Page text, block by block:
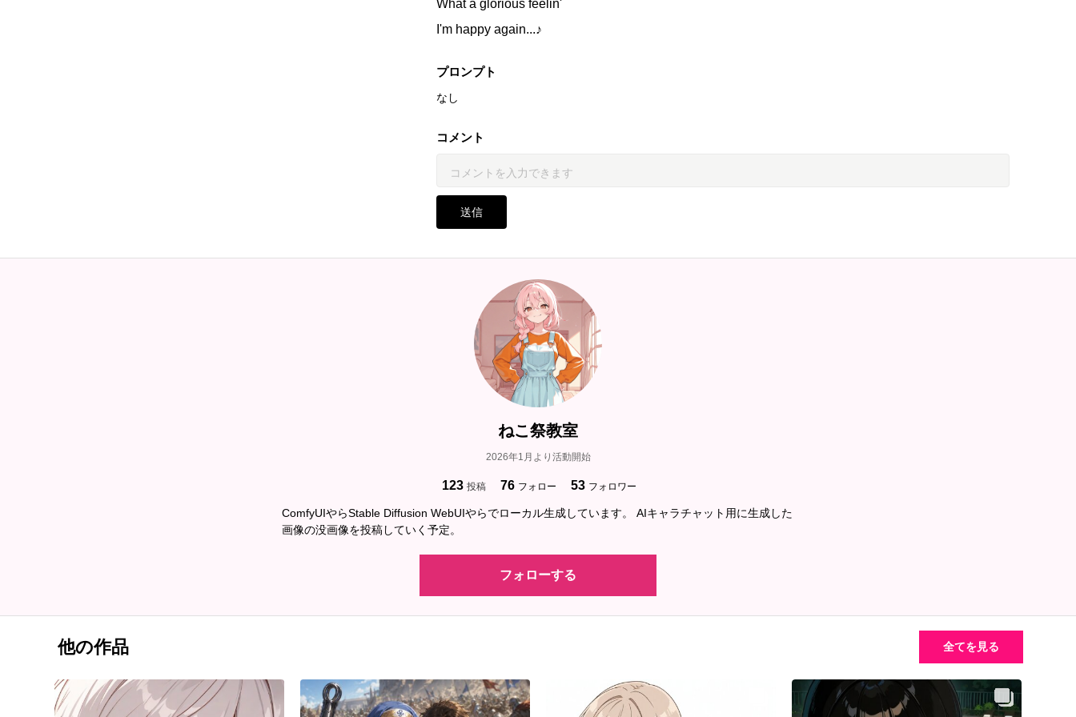
What a glorious feelin'
I'm happy again...♪
プロンプト
なし
コメント
送信
ねこ祭教室
2026年1月より活動開始
123 投稿 76 フォロー 53 フォロワー
ComfyUIやらStable Diffusion WebUIやらでローカル生成しています。 AIキャラチャット用に生成した
画像の没画像を投稿していく予定。
フォローする
他の作品 全てを見る